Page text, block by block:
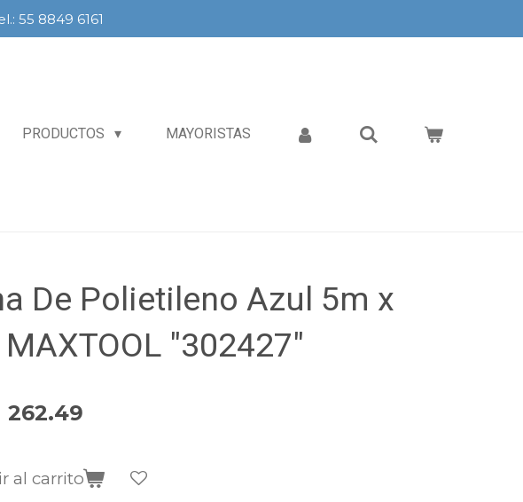
55 8849 6161
PRODUCTOS MAYORISTAS
De Polietileno Azul 5m x
"302427"
262.49
al carrito